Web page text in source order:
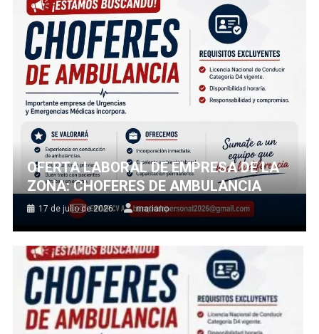
OFERTA LABORAL DE EMPRESA DE LA
ZONA: CHOFERES DE AMBULANCIA
17 de julio de 2026 mariano